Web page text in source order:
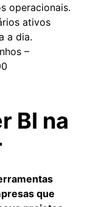
operacionais.
ativos
a dia.
–
BI na
que